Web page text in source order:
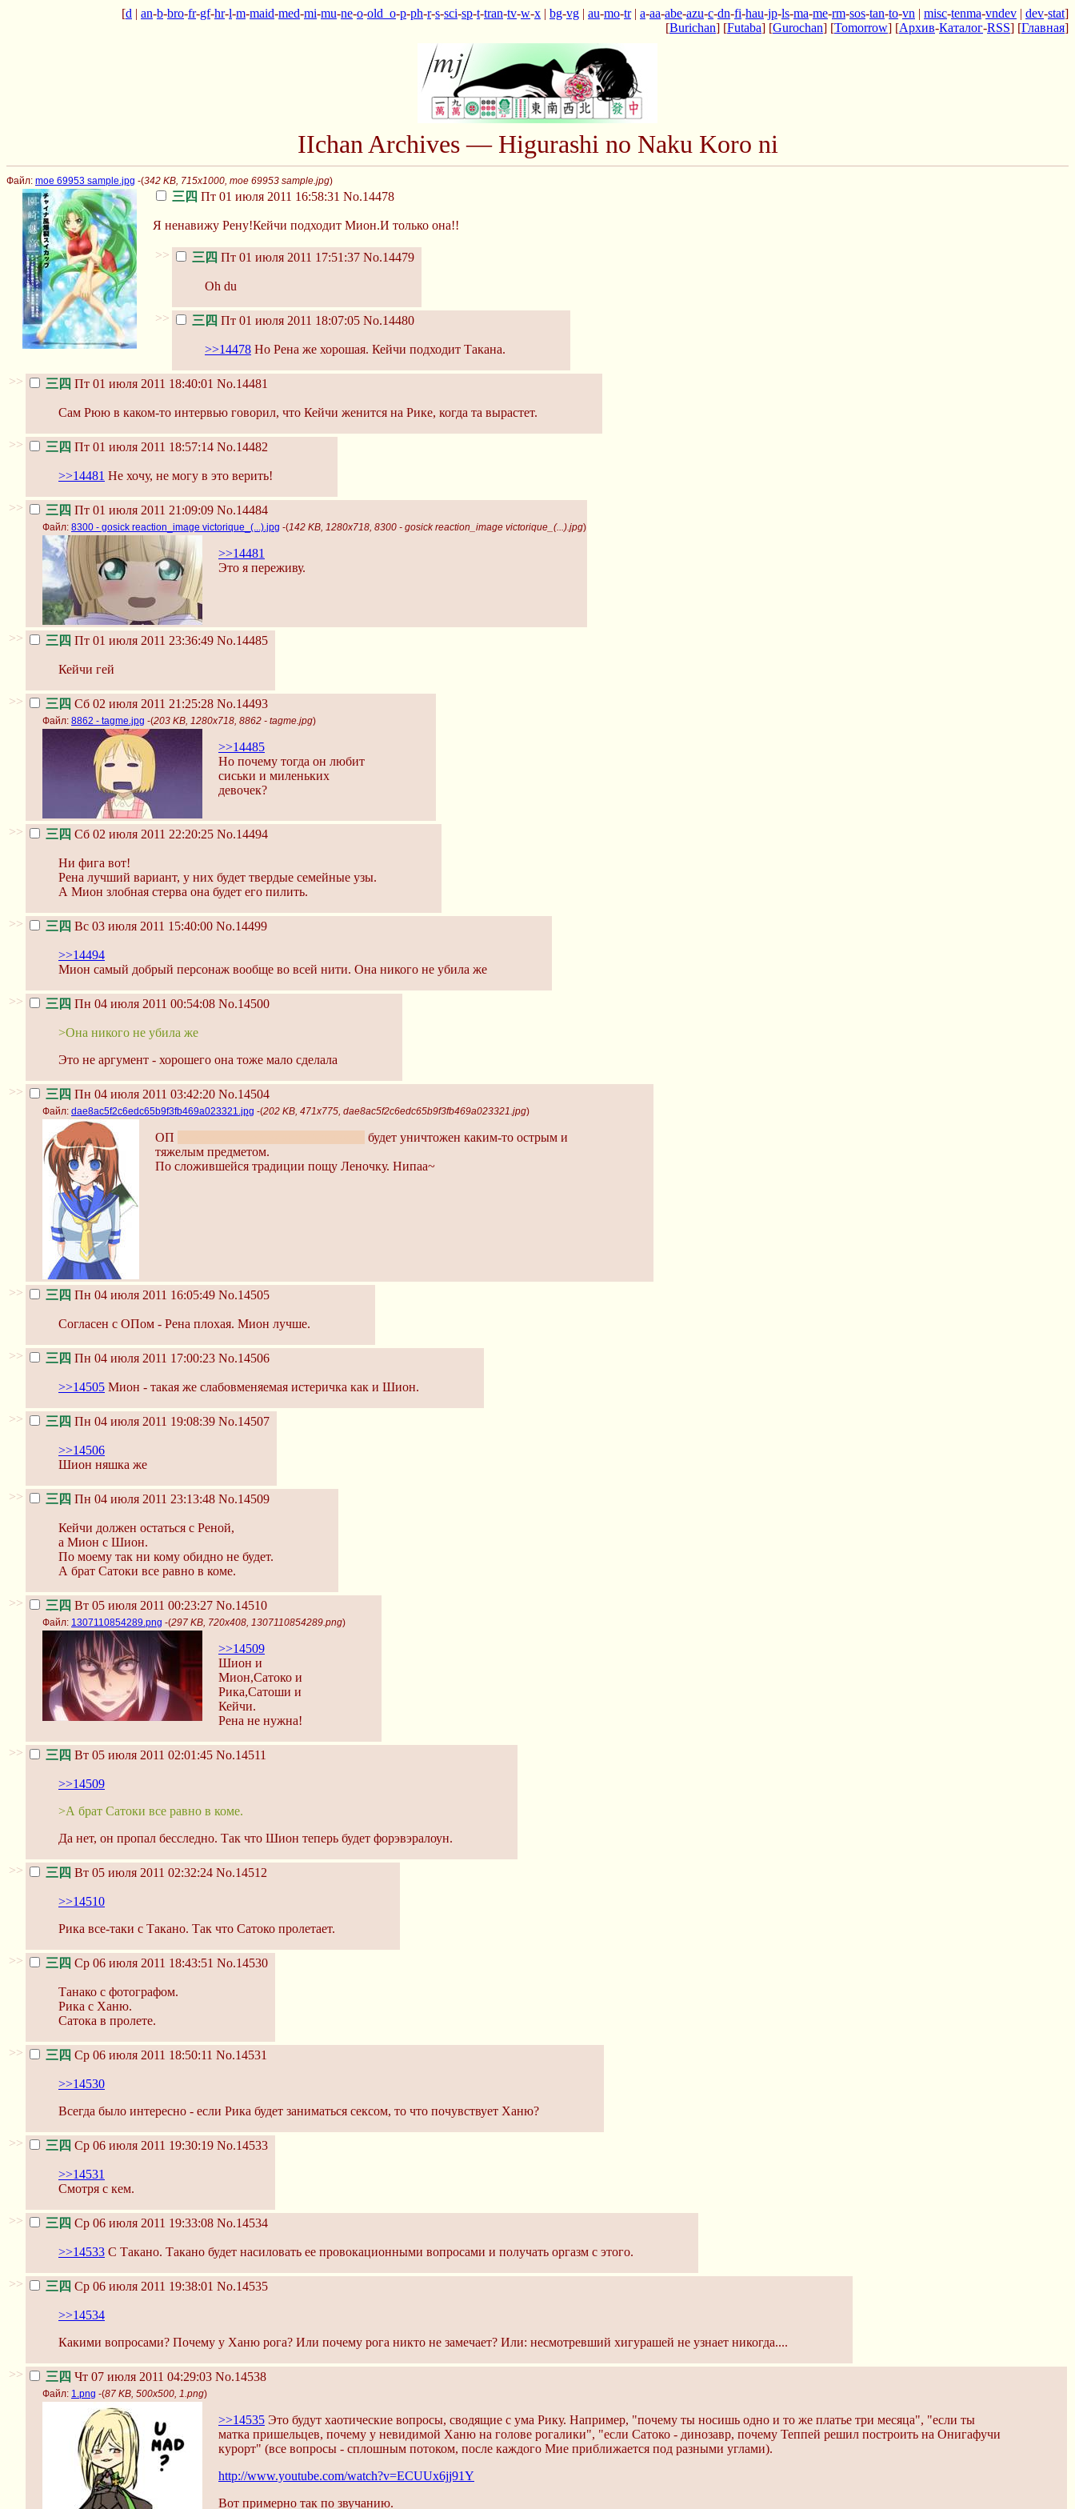
[d | an-b-bro-fr-gf-hr-l-m-maid-med-mi-mu-ne-o-old_o-p-ph-r-s-sci-sp-t-tran-tv-w-x | bg-vg | au-mo-tr| a-aa-abe-azu-c-dn-fi-hau-jp-ls-ma-me-rm-sos-tan-to-vn | misc-tenma-vndev | dev-stat]
[Burichan] [Futaba] [Gurochan] [Tomorrow] [Архив-Каталог-RSS] [Главная]
IIchan Archives — Higurashi no Naku Koro ni
Файл: moe 69953 sample.jpg -(342 KB, 715x1000, moe 69953 sample.jpg)
三四 Пт 01 июля 2011 16:58:31 No.14478
Я ненавижу Рену!Кейчи подходит Мион.И только она!!
>> 三四 Пт 01 июля 2011 17:51:37 No.14479
Oh du
>> 三四 Пт 01 июля 2011 18:07:05 No.14480
>>14478 Но Рена же хорошая. Кейчи подходит Такана.
>> 三四 Пт 01 июля 2011 18:40:01 No.14481
Сам Рюю в каком-то интервью говорил, что Кейчи женится на Рике, когда та вырастет.
>> 三四 Пт 01 июля 2011 18:57:14 No.14482
>>14481 Не хочу, не могу в это верить!
>> 三四 Пт 01 июля 2011 21:09:09 No.14484
Файл: 8300 - gosick reaction_image victorique_(...).jpg -(142 KB, 1280x718, 8300 - gosick reaction_image victorique_(...).jpg)
>>14481
Это я переживу.
>> 三四 Пт 01 июля 2011 23:36:49 No.14485
Кейчи гей
>> 三四 Сб 02 июля 2011 21:25:28 No.14493
Файл: 8862 - tagme.jpg -(203 KB, 1280x718, 8862 - tagme.jpg)
>>14485
Но почему тогда он любит
сиськи и миленьких
девочек?
>> 三四 Сб 02 июля 2011 22:20:25 No.14494
Ни фига вот!
Рена лучший вариант, у них будет твердые семейные узы.
А Мион злобная стерва она будет его пилить.
>> 三四 Вс 03 июля 2011 15:40:00 No.14499
>>14494
Мион самый добрый персонаж вообще во всей нити. Она никого не убила же
>> 三四 Пн 04 июля 2011 00:54:08 No.14500
>Она никого не убила же
Это не аргумент - хорошего она тоже мало сделала
>> 三四 Пн 04 июля 2011 03:42:20 No.14504
Файл: dae8ac5f2c6edc65b9f3fb469a023321.jpg -(202 KB, 471x775, dae8ac5f2c6edc65b9f3fb469a023321.jpg)
ОП
будет уничтожен каким-то острым и
тяжелым предметом.
По сложившейся традиции пощу Леночку. Нипаа~
>> 三四 Пн 04 июля 2011 16:05:49 No.14505
Согласен с ОПом - Рена плохая. Мион лучше.
>> 三四 Пн 04 июля 2011 17:00:23 No.14506
>>14505 Мион - такая же слабовменяемая истеричка как и Шион.
>> 三四 Пн 04 июля 2011 19:08:39 No.14507
>>14506
Шион няшка же
>> 三四 Пн 04 июля 2011 23:13:48 No.14509
Кейчи должен остаться с Реной,
а Мион с Шион.
По моему так ни кому обидно не будет.
А брат Сатоки все равно в коме.
>> 三四 Вт 05 июля 2011 00:23:27 No.14510
Файл: 1307110854289.png -(297 KB, 720x408, 1307110854289.png)
>>14509
Шион и
Мион,Сатоко и
Рика,Сатоши и
Кейчи.
Рена не нужна!
>> 三四 Вт 05 июля 2011 02:01:45 No.14511
>>14509
>А брат Сатоки все равно в коме.
Да нет, он пропал бесследно. Так что Шион теперь будет форэвэралоун.
>> 三四 Вт 05 июля 2011 02:32:24 No.14512
>>14510
Рика все-таки с Такано. Так что Сатоко пролетает.
>> 三四 Ср 06 июля 2011 18:43:51 No.14530
Танако с фотографом.
Рика с Ханю.
Сатока в пролете.
>> 三四 Ср 06 июля 2011 18:50:11 No.14531
>>14530
Всегда было интересно - если Рика будет заниматься сексом, то что почувствует Ханю?
>> 三四 Ср 06 июля 2011 19:30:19 No.14533
>>14531
Смотря с кем.
>> 三四 Ср 06 июля 2011 19:33:08 No.14534
>>14533 С Такано. Такано будет насиловать ее провокационными вопросами и получать оргазм с этого.
>> 三四 Ср 06 июля 2011 19:38:01 No.14535
>>14534
Какими вопросами? Почему у Ханю рога? Или почему рога никто не замечает? Или: несмотревший хигурашей не узнает никогда....
>> 三四 Чт 07 июля 2011 04:29:03 No.14538
Файл: 1.png -(87 KB, 500x500, 1.png)
>>14535 Это будут хаотические вопросы, сводящие с ума Рику. Например, "почему ты носишь одно и то же платье три месяца", "если ты
матка пришельцев, почему у невидимой Ханю на голове рогалики", "если Сатоко - динозавр, почему Теппей решил построить на Онигафучи
курорт" (все вопросы - сплошным потоком, после каждого Мие приближается под разными углами).
http://www.youtube.com/watch?v=ECUUx6jj91Y
Вот примерно так по звучанию.